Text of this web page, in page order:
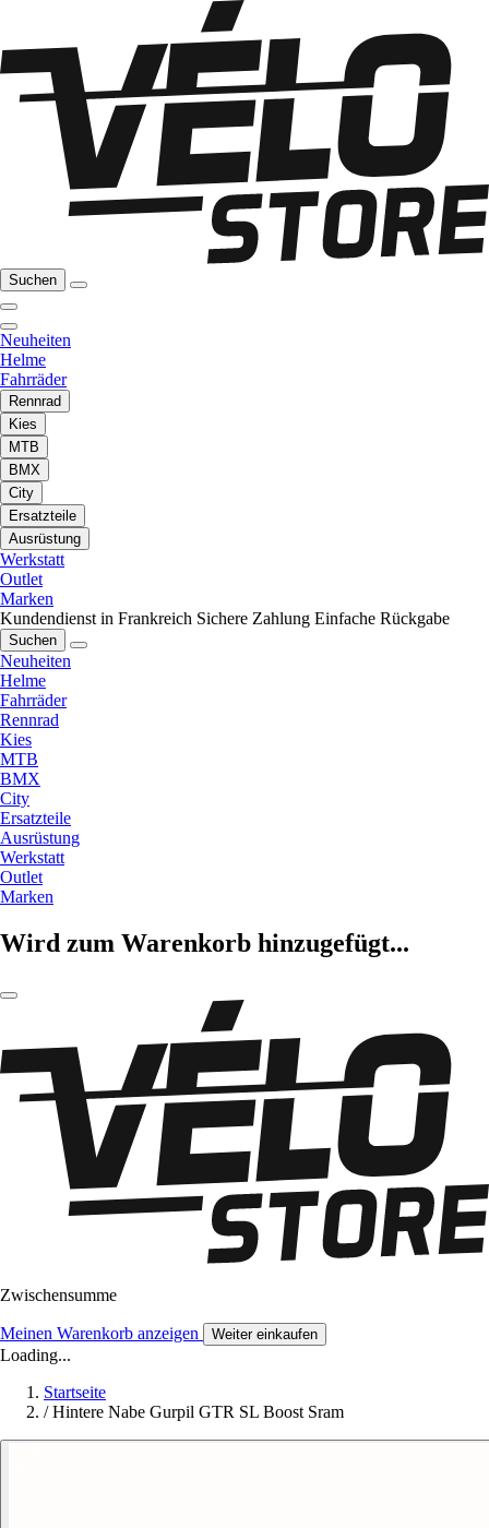
Suchen
Neuheiten
Helme
Fahrräder
Rennrad
Kies
MTB
BMX
City
Ersatzteile
Ausrüstung
Werkstatt
Outlet
Marken
Kundendienst in Frankreich Sichere Zahlung Einfache Rückgabe
Suchen
Neuheiten
Helme
Fahrräder
Rennrad
Kies
MTB
BMX
City
Ersatzteile
Ausrüstung
Werkstatt
Outlet
Marken
Wird zum Warenkorb hinzugefügt...
Zwischensumme
Meinen Warenkorb anzeigen Weiter einkaufen
Loading...
Startseite
/ Hintere Nabe Gurpil GTR SL Boost Sram